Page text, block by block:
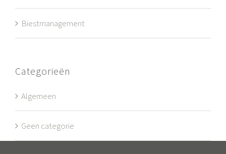
Biestmanagement
Categorieën
Algemeen
Geen categorie